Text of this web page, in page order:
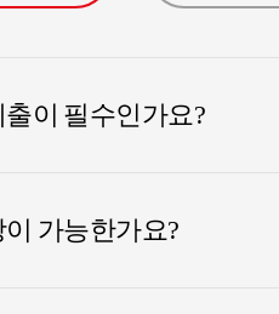
이 필수인가요?
가능한가요?